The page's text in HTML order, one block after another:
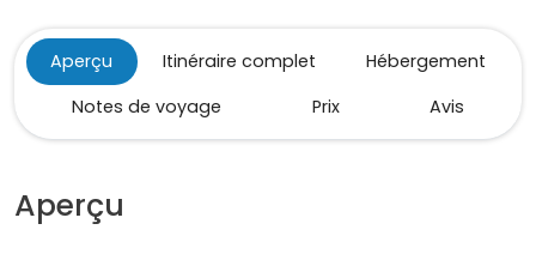
Aperçu Itinéraire complet
Hébergement
Notes de voyage
Prix Avis
Aperçu